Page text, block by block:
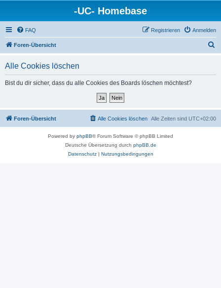
-UC- Homebase
FAQ Anmelden
Registrieren
Foren-Übersicht
Alle Cookies löschen
Bist du dir sicher, dass du alle Cookies des Boards löschen möchtest?
Foren-Übersicht Alle Zeiten sind UTC+02:00
Alle Cookies löschen
Powered by phpBB® Forum Software © phpBB Limited
Deutsche Übersetzung durch phpBB.de
Datenschutz| Nutzungsbedingungen